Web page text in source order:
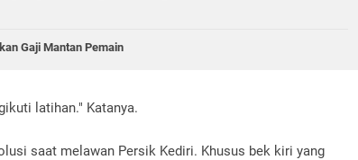
Gaji Mantan Pemain
latihan." Katanya.
saat melawan Persik Kediri. Khusus bek kiri yang